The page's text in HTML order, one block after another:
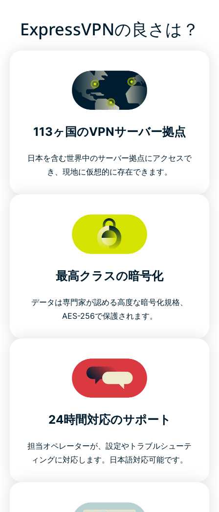
ExpressVPNの良さは？
113ヶ国のVPNサーバー拠点
日本を含む世界中のサーバー拠点にアクセスで
き、現地に仮想的に存在できます。
最高クラスの暗号化
データは専門家が認める高度な暗号化規格、
AES-256で保護されます。
24時間対応のサポート
担当オペレーターが、設定やトラブルシューテ
ィングに対応します。日本語対応可能です。